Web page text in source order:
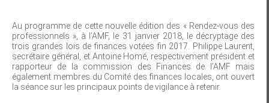
Au programme de cette nouvelle édition des « Rendez-vous des
professionnels », à l’AMF, le 31 janvier 2018, le décryptage des
trois grandes lois de finances votées fin 2017. Philippe Laurent,
secrétaire général, et Antoine Homé, respectivement président et
rapporteur de la commission des Finances de l’AMF mais
également membres du Comité des finances locales, ont ouvert
la séance sur les principaux points de vigilance à retenir.